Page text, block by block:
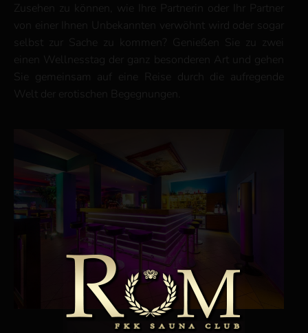
Zusehen zu können, wie Ihre Partnerin oder Ihr Partner
von einer Ihnen Unbekannten verwöhnt wird oder sogar
selbst zur Sache zu kommen? Genießen Sie zu zwei
einen Wellnesstag der ganz besonderen Art und gehen
Sie gemeinsam auf eine Reise durch die aufregende
Welt der erotischen Begegnungen.